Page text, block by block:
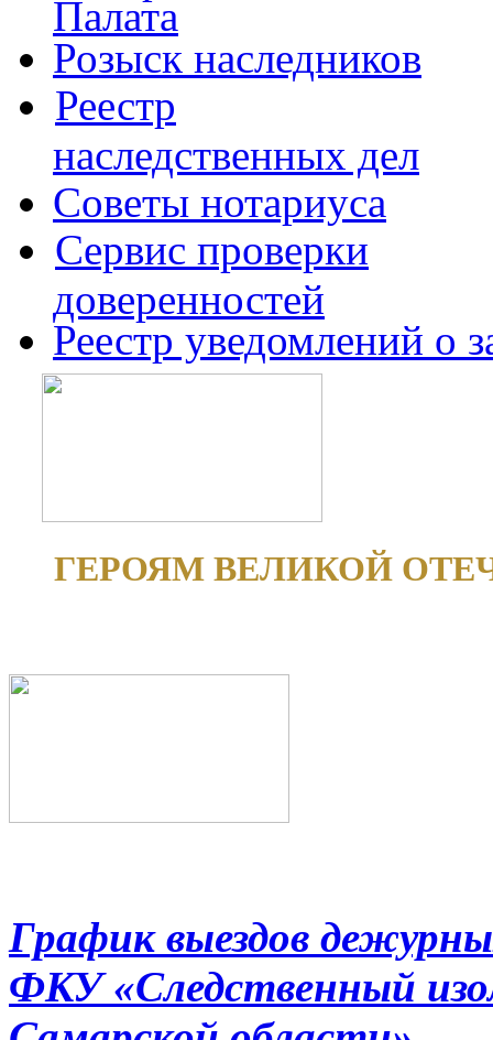
Палата
Розыск наследников
Реестр
наследственных дел
Советы нотариуса
Сервис проверки
доверенностей
Реестр уведомлений о
ГЕРОЯМ ВЕЛИКОЙ
График выездов
ФКУ «Следственный